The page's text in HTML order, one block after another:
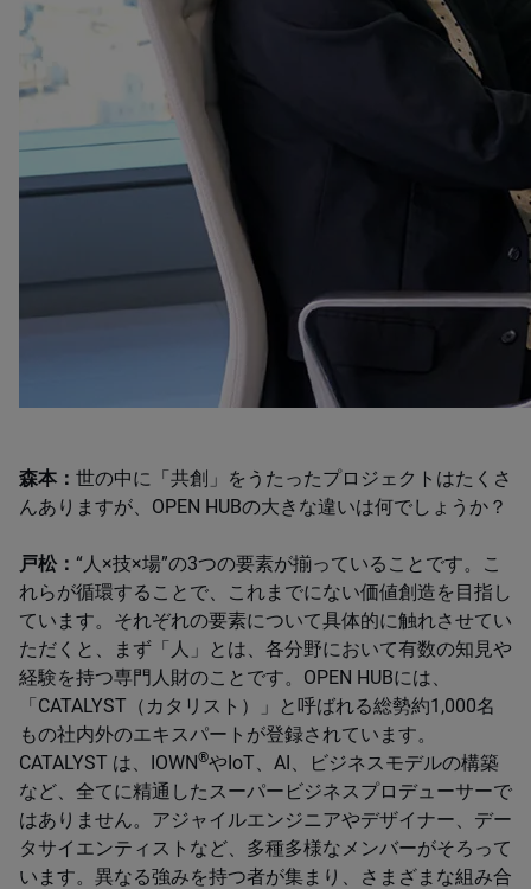
森本： 世の中に「共創」をうたったプロジェクトはたくさ
んありますが、OPEN HUBの大きな違いは何でしょうか？
戸松： “人×技×場”の3つの要素が揃っていることです。こ
れらが循環することで、これまでにない価値創造を目指し
ています。それぞれの要素について具体的に触れさせてい
ただくと、まず「人」とは、各分野において有数の知見や
経験を持つ専門人財のことです。OPEN HUBには、
「CATALYST（カタリスト）」と呼ばれる総勢約1,000名
もの社内外のエキスパートが登録されています。
CATALYST は、IOWN®やIoT、AI、ビジネスモデルの構築
など、全てに精通したスーパービジネスプロデューサーで
はありません。アジャイルエンジニアやデザイナー、デー
タサイエンティストなど、多種多様なメンバーがそろって
います。異なる強みを持つ者が集まり、さまざまな組み合